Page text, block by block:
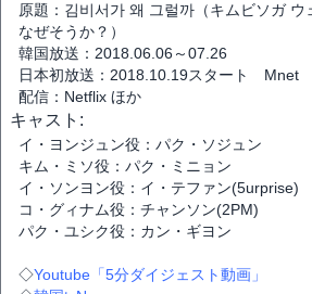
原題：김비서가 왜 그럴까（キムビソガ
なぜそうか？）
韓国放送：2018.06.06～07.26
日本初放送：2018.10.19スタート Mnet
配信：Netflix ほか
キャスト:
イ・ヨンジュン役：パク・ソジュン
キム・ミソ役：パク・ミニョン
イ・ソンヨン役：イ・テファン(5urprise)
コ・グィナム役：チャンソン(2PM)
パク・ユシク役：カン・ギヨン
◇Youtube「5分ダイジェスト動画」